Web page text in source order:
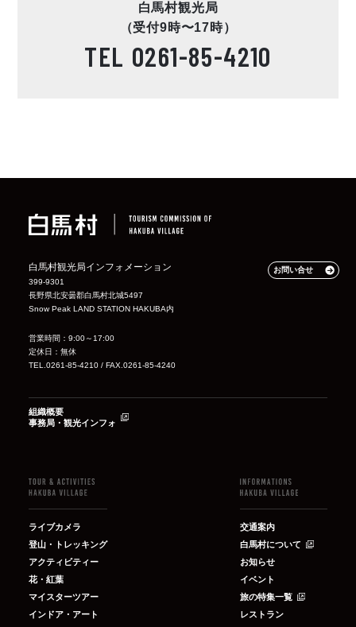
白馬村観光局
（受付9時〜17時）
TEL 0261-85-4210
白馬村観光局インフォメーション
399-9301
長野県北安曇郡白馬村北城5497
Snow Peak LAND STATION HAKUBA内
営業時間：9:00～17:00
定休日：無休
TEL.0261-85-4210 / FAX.0261-85-4240
お問い合せ
組織概要
事務局・観光インフォ
ライブカメラ
登山・トレッキング
アクティビティー
花・紅葉
マイスターツアー
インドア・アート
交通案内
白馬村について
お知らせ
イベント
旅の特集一覧
レストラン